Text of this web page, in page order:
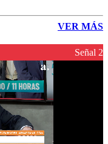
VER MÁS
Señal 2